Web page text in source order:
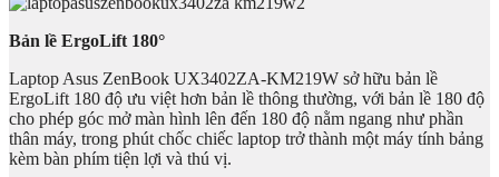
Bản lề ErgoLift 180°
Laptop Asus ZenBook UX3402ZA-KM219W sở hữu bản lề
ErgoLift 180 độ ưu việt hơn bản lề thông thường, với bản lề 180 độ
cho phép góc mở màn hình lên đến 180 độ nằm ngang như phần
thân máy, trong phút chốc chiếc laptop trở thành một máy tính bảng
kèm bàn phím tiện lợi và thú vị.